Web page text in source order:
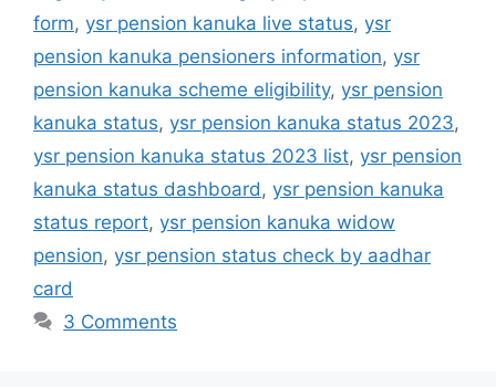
form, ysr pension kanuka live status, ysr
pension kanuka pensioners information, ysr
pension kanuka scheme eligibility, ysr pension
kanuka status, ysr pension kanuka status 2023,
ysr pension kanuka status 2023 list, ysr pension
kanuka status dashboard , ysr pension kanuka
status report, ysr pension kanuka widow
pension, ysr pension status check by aadhar
card
3 Comments